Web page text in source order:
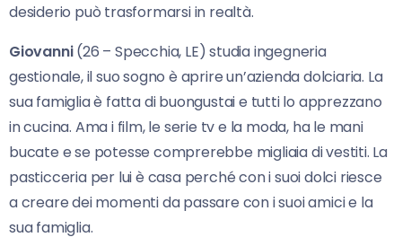
desiderio può trasformarsi in realtà.
Giovanni(26 – Specchia, LE) studia ingegneria
gestionale, il suo sogno è aprire un’azienda dolciaria. La
sua famiglia è fatta di buongustai e tutti lo apprezzano
in cucina. Ama i film, le serie tv e la moda, ha le mani
bucate e se potesse comprerebbe migliaia di vestiti. La
pasticceria per lui è casa perché con i suoi dolci riesce
a creare dei momenti da passare con i suoi amici e la
sua famiglia.